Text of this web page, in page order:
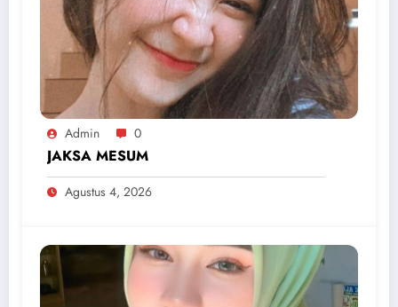
Admin 0
JAKSA MESUM
Agustus 4, 2026